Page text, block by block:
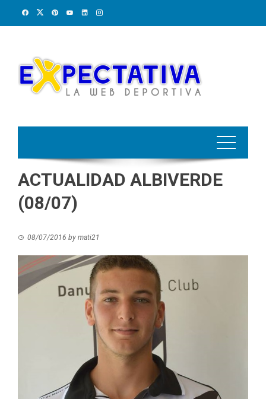
ACTUALIDAD ALBIVERDE
(08/07)
08/07/2016 by mati21